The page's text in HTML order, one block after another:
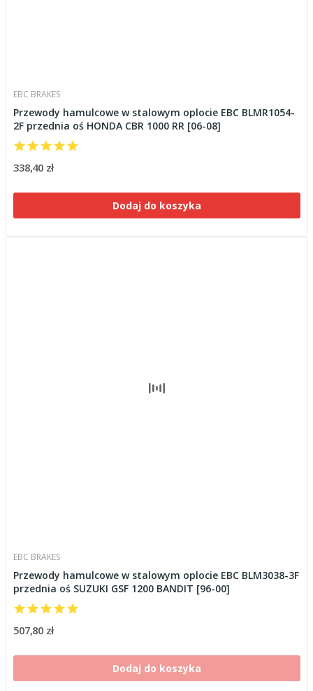
EBC BRAKES
Przewody hamulcowe w stalowym oplocie EBC BLMR1054-
2F przednia oś HONDA CBR 1000 RR [06-08]
338,40 zł
Dodaj do koszyka
EBC BRAKES
Przewody hamulcowe w stalowym oplocie EBC BLM3038-3F
przednia oś SUZUKI GSF 1200 BANDIT [96-00]
507,80 zł
Dodaj do koszyka